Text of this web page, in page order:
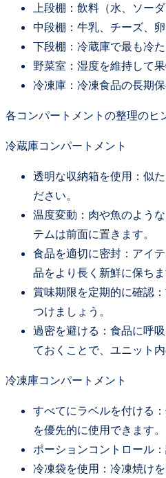
上段棚：飲料（水、ソー
中段棚：牛乳、チーズ、
下段棚：冷蔵庫で最も冷
野菜室：湿度を維持して
冷凍庫：冷凍食品の長期
各コンパートメントの整理のヒ
冷蔵庫コンパートメント
透明な収納箱を使用：似
ださい。
温度変動：肉や魚のよう
テムは前面に置きます。
食品を適切に密封：アイ
品をより長く新鮮に保ちま
賞味期限を定期的に確認
つけましょう。
過密を避ける：食品に呼
ておくことで、ユニット
冷凍庫コンパートメント
すべてにラベルを付ける
を優先的に使用できます。
ポーションコントロール
冷凍袋を使用：冷凍焼け